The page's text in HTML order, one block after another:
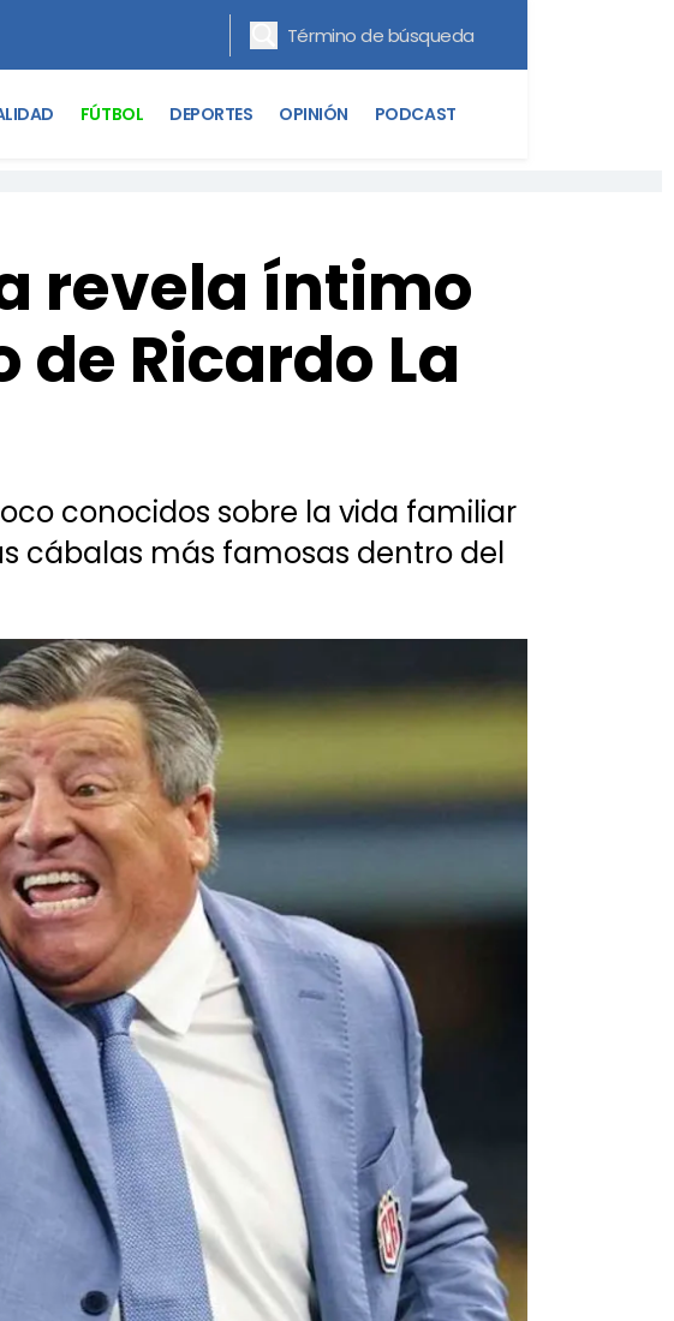
FÚTBOL DEPORTES OPINIÓN PODCAST
revela íntimo
Ricardo La
conocidos sobre la vida familiar
cábalas más famosas dentro del